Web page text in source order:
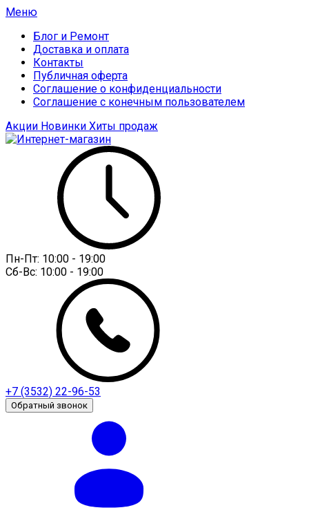
Меню
Блог и Ремонт
Доставка и оплата
Контакты
Публичная оферта
Соглашение о конфиденциальности
Соглашение с конечным пользователем
Акции Новинки Хиты продаж
Пн-Пт: 10:00 - 19:00
Сб-Вс: 10:00 - 19:00
+7 (3532) 22-96-53
Обратный звонок